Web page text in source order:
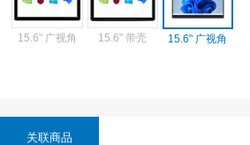
15.6" 广视角 15.6" 带壳 15.6" 广视角
关联商品